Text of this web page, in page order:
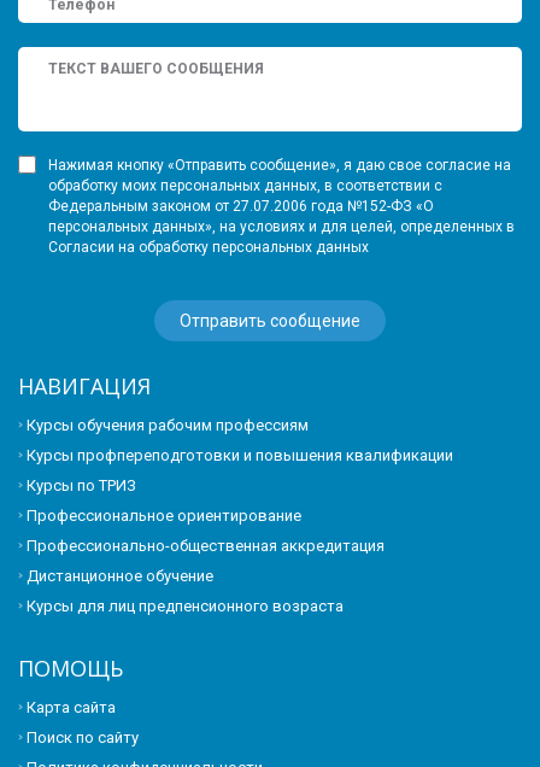
Нажимая кнопку «Отправить сообщение», я даю свое согласие на
обработку моих персональных данных, в соответствии с
Федеральным законом от 27.07.2006 года №152-ФЗ «О
персональных данных», на условиях и для целей, определенных в
Согласии на обработку персональных данных
НАВИГАЦИЯ
Курсы обучения рабочим профессиям
Курсы профпереподготовки и повышения квалификации
Курсы по ТРИЗ
Профессиональное ориентирование
Профессионально-общественная аккредитация
Дистанционное обучение
Курсы для лиц предпенсионного возраста
ПОМОЩЬ
Карта сайта
Поиск по сайту